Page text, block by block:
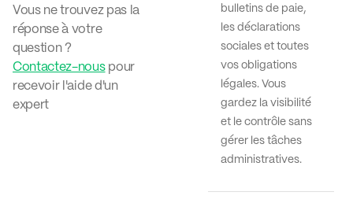
Vous ne trouvez pas la
réponse à votre
question ?
Contactez-nouspour
recevoir l'aide d'un
expert
bulletins de paie,
les déclarations
sociales et toutes
vos obligations
légales. Vous
gardez la visibilité
et le contrôle sans
gérer les tâches
administratives.